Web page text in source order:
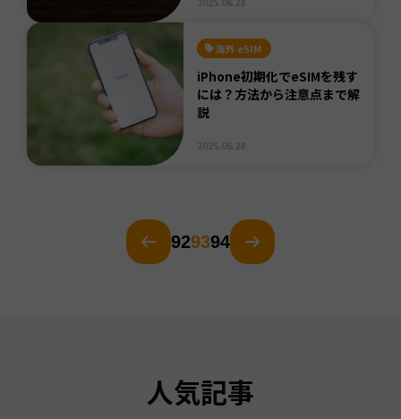
海外 eSIM
iPhone初期化でeSIMを残す
には？方法から注意点まで解
説
929394
人気記事